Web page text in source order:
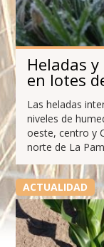
Heladas
en lotes
Las heladas
niveles de
oeste, centro y
norte de La
ACTUALIDAD